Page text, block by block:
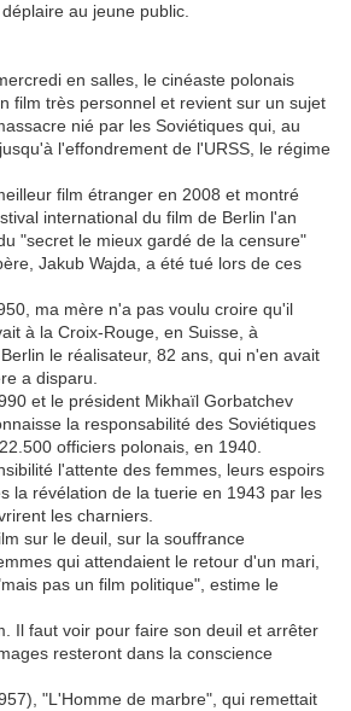
au jeune public.
en salles, le cinéaste polonais
film très personnel et revient sur un sujet
nié par les Soviétiques qui, au
l'effondrement de l'URSS, le régime
film étranger en 2008 et montré
international du film de Berlin l'an
"secret le mieux gardé de la censure"
Jakub Wajda, a été tué lors de ces
ma mère n'a pas voulu croire qu'il
à la Croix-Rouge, en Suisse, à
le réalisateur, 82 ans, qui n'en avait
a disparu.
et le président Mikhaïl Gorbatchev
la responsabilité des Soviétiques
officiers polonais, en 1940.
l'attente des femmes, leurs espoirs
la révélation de la tuerie en 1943 par les
les charniers.
sur le deuil, sur la souffrance
qui attendaient le retour d'un mari,
pas un film politique", estime le
Il faut voir pour faire son deuil et arrêter
resteront dans la conscience
"L'Homme de marbre", qui remettait